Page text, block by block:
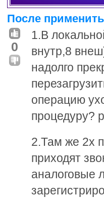
После
0
1.В
внутр,8
надолго
операцию
процедуру?
2.Там же 2х
приходят
аналоговые